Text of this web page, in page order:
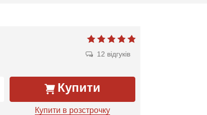
12 відгуків
Купити
Купити в розстрочку